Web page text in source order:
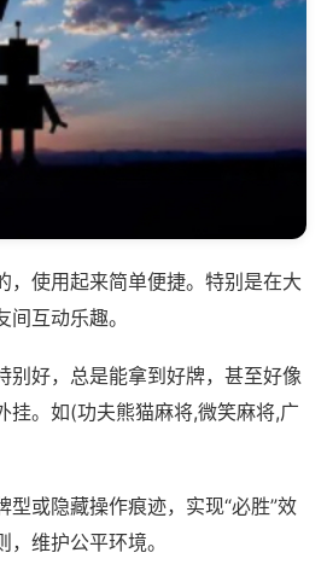
，使用起来简单便捷。特别是在大
互动乐趣。
别好，总是能拿到好牌，甚至好像
挂。如(功夫熊猫麻将,微笑麻将,广
或隐藏操作痕迹，实现“必胜”效
维护公平环境。